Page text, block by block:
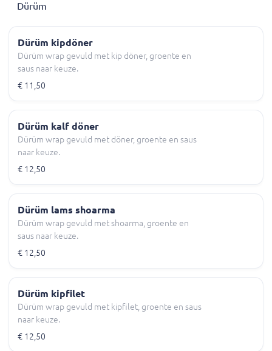
Dürüm
Dürüm kipdöner
Dürüm wrap gevuld met kip döner, groente en
saus naar keuze.
€ 11,50
Dürüm kalf döner
Dürüm wrap gevuld met döner, groente en saus
naar keuze.
€ 12,50
Dürüm lams shoarma
Dürüm wrap gevuld met shoarma, groente en
saus naar keuze.
€ 12,50
Dürüm kipfilet
Dürüm wrap gevuld met kipfilet, groente en saus
naar keuze.
€ 12,50